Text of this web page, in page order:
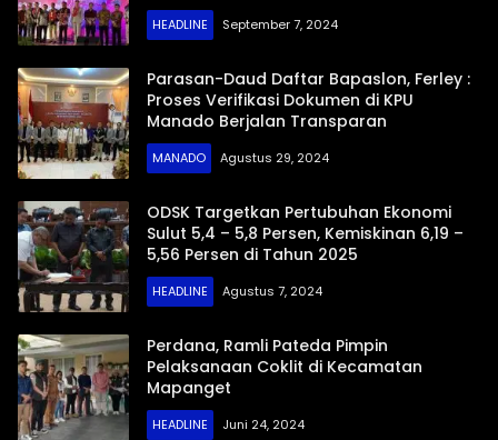
HEADLINE September 7, 2024
Parasan-Daud Daftar Bapaslon, Ferley :
Proses Verifikasi Dokumen di KPU
Manado Berjalan Transparan
MANADO Agustus 29, 2024
ODSK Targetkan Pertubuhan Ekonomi
Sulut 5,4 – 5,8 Persen, Kemiskinan 6,19 –
5,56 Persen di Tahun 2025
HEADLINE Agustus 7, 2024
Perdana, Ramli Pateda Pimpin
Pelaksanaan Coklit di Kecamatan
Mapanget
HEADLINE Juni 24, 2024